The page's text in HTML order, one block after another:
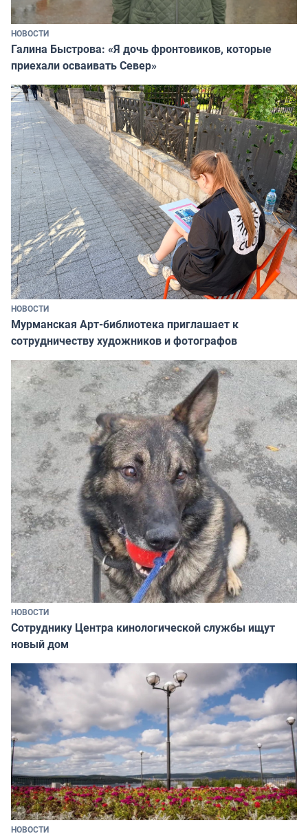
НОВОСТИ
Галина Быстрова: «Я дочь фронтовиков, которые
приехали осваивать Север»
НОВОСТИ
Мурманская Арт-библиотека приглашает к
сотрудничеству художников и фотографов
НОВОСТИ
Сотруднику Центра кинологической службы ищут
новый дом
НОВОСТИ